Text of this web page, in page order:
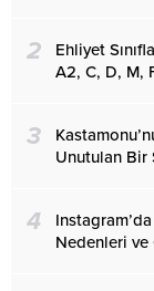
2
Ehliyet
A2, C, D, M,
3
Unutulan Bir
4
Nedenleri ve